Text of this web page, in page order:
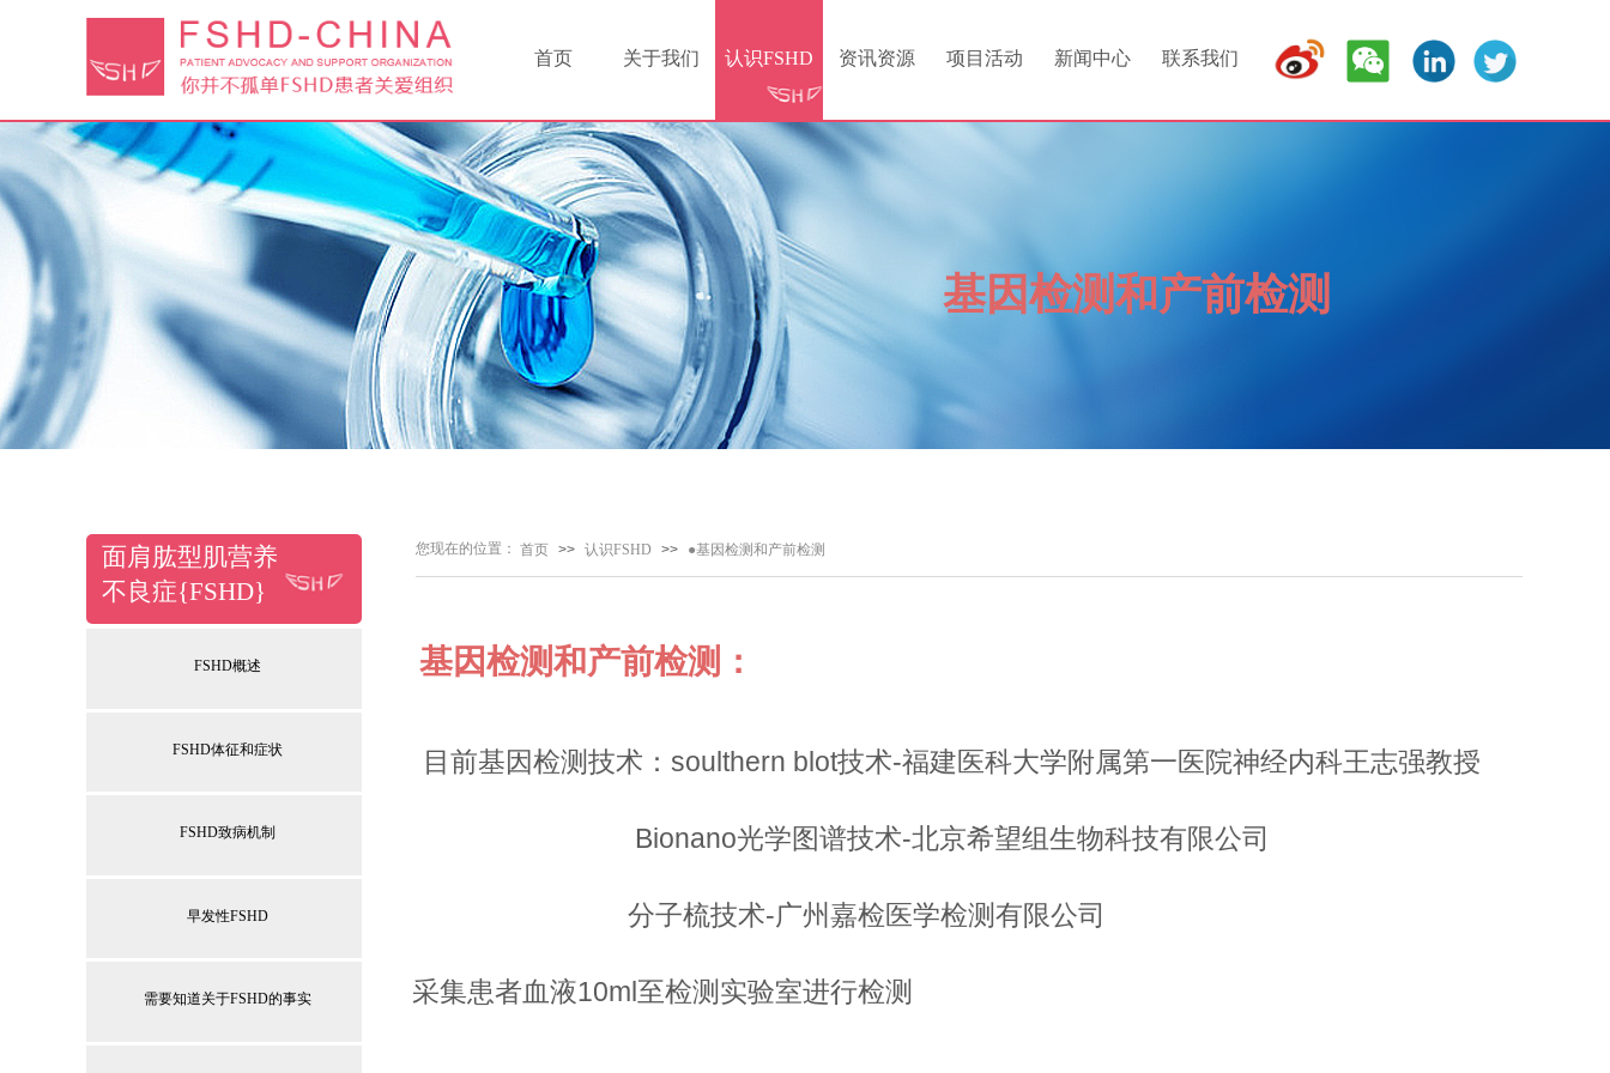
首页 关于我们 认识FSHD 资讯资源 项目活动 新闻中心 联系我们
基因检测和产前检测
FSHD概述
FSHD体征和症状
FSHD致病机制
早发性FSHD
需要知道关于FSHD的事实
面肩肱型肌营养
不良症{FSHD}
您现在的位置： 首页 >> 认识FSHD >> ●基因检测和产前检测
基因检测和产前检测 ：
目前基因检测技术：soulthern blot技术-福建医科大学附属第一医院神经内科王志强教授
Bionano光学图谱技术-北京希望组生物科技有限公司
分子梳技术-广州嘉检医学检测有限公司
采集患者血液10ml至检测实验室进行检测